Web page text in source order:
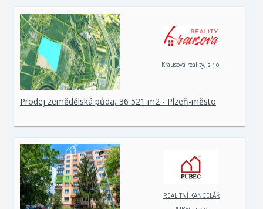
Krausová reality, s.r.o.
Prodej zemědělská půda, 36 521 m2 - Plzeň-město
REALITNÍ KANCELÁŘ